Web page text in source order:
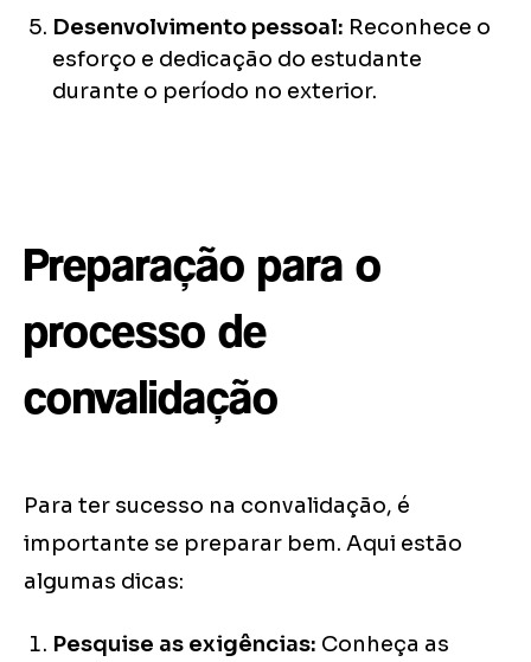
Desenvolvimento pessoal: Reconhece o
esforço e dedicação do estudante
durante o período no exterior.
Preparação para o
processo de
convalidação
Para ter sucesso na convalidação, é
importante se preparar bem. Aqui estão
algumas dicas:
Pesquise as exigências: Conheça as